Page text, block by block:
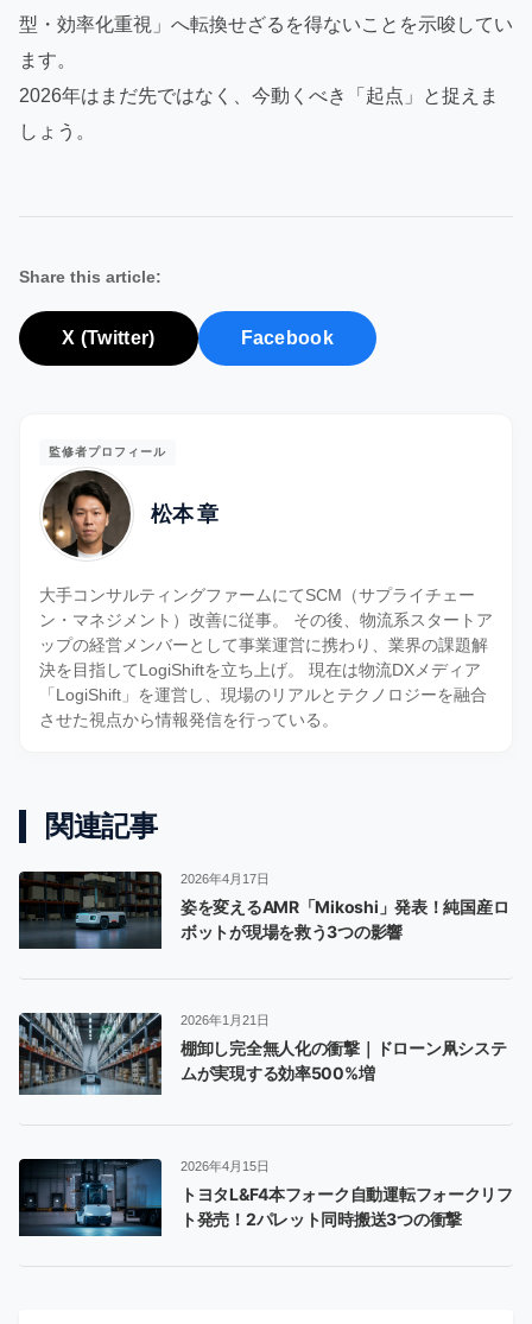
型・効率化重視」へ転換せざるを得ないことを示唆してい
ます。
2026年はまだ先ではなく、今動くべき「起点」と捉えま
しょう。
Share this article:
X (Twitter) Facebook
監修者プロフィール
松本 章
大手コンサルティングファームにてSCM（サプライチェー
ン・マネジメント）改善に従事。 その後、物流系スタートア
ップの経営メンバーとして事業運営に携わり、業界の課題解
決を目指してLogiShiftを立ち上げ。 現在は物流DXメディア
「LogiShift」を運営し、現場のリアルとテクノロジーを融合
させた視点から情報発信を行っている。
関連記事
2026年4月17日
姿を変えるAMR「Mikoshi」発表！純国産ロ
ボットが現場を救う3つの影響
2026年1月21日
棚卸し完全無人化の衝撃｜ドローン凧システ
ムが実現する効率500%増
2026年4月15日
トヨタL&F4本フォーク自動運転フォークリフ
ト発売！2パレット同時搬送3つの衝撃